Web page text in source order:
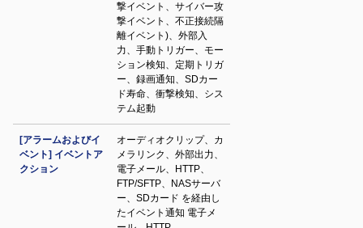
撃イベント、サイバー攻
撃イベント、不正接続隔
離イベント)、外部入
力、手動トリガー、モー
ション検知、定期トリガ
ー、録画通知、SDカー
ド寿命、衝撃検知、シス
テム起動
[アラームおよびイ
ベント] イベントア
クション
オーディオクリップ、カ
メラリンク、外部出力、
電子メール、HTTP、
FTP/SFTP、NASサーバ
ー、SDカード を経由し
たイベント通知 電子メ